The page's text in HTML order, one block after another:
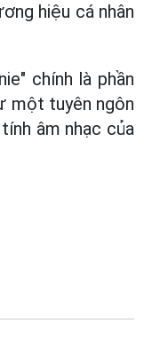
hiệu cá nhân
chính là phần
một tuyên ngôn
âm nhạc của